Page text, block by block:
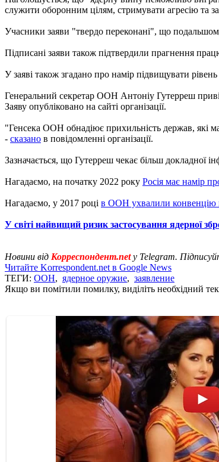
служити оборонним цілям, стримувати агресію та
Учасники заяви "твердо переконані", що
Підписані заяви також підтвердили прагнення
У заяві також згадано про намір підвищувати
Генеральний секретар ООН Антоніу Гутерреш
Заяву опубліковано на сайті організації.
"Генсека ООН обнадіює прихильність держав, які
- сказано в повідомленні організації.
Зазначається, що Гутерреш чекає більш докладної
Нагадаємо, на початку 2022 року Росія має намір
Нагадаємо, у 2017 році в ООН ухвалили конвенцію
У світі найвищий ризик застосування ядерної
Новини від Корреспондент.netу Telegram.
Читайте Korrespondent.net в Google News
ТЕГИ: ООН, ядерное оружие, заявление
Якщо ви помітили помилку, виділіть необхідний